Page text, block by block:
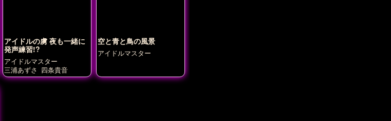
アイドルの虜 夜も一緒に
発声練習!?
アイドルマスター
三浦あずさ 四条貴音
空と青と鳥の風景
アイドルマスター